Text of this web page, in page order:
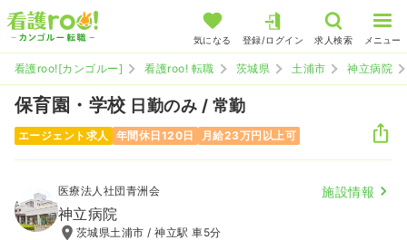
気になる 登録/ログイン 求人検索 メニュー
看護roo![カンゴルー] 看護roo! 転職 茨城県 土浦市 神立病院
保育園・学校 日勤のみ / 常勤
エージェント求人 年間休日120日 月給23万円以上可
医療法人社団青洲会 施設情報
神立病院
茨城県土浦市 / 神立駅 車5分